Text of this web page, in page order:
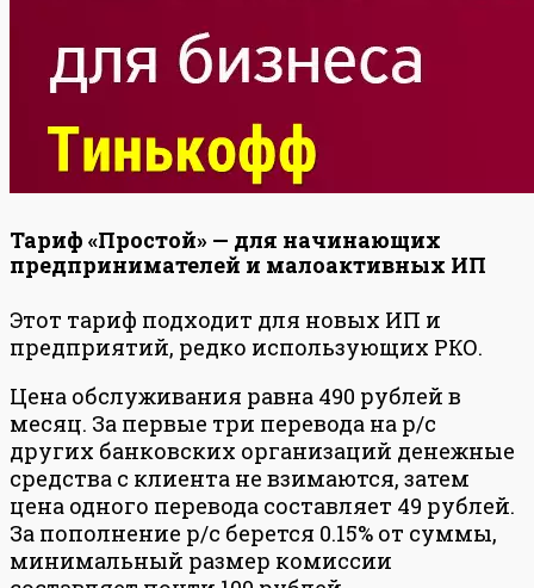
Тариф «Простой» — для начинающих
предпринимателей и малоактивных ИП
Этот тариф подходит для новых ИП и
предприятий, редко использующих РКО.
Цена обслуживания равна 490 рублей в
месяц. За первые три перевода на р/с
других банковских организаций денежные
средства с клиента не взимаются, затем
цена одного перевода составляет 49 рублей.
За пополнение р/с берется 0.15% от суммы,
минимальный размер комиссии